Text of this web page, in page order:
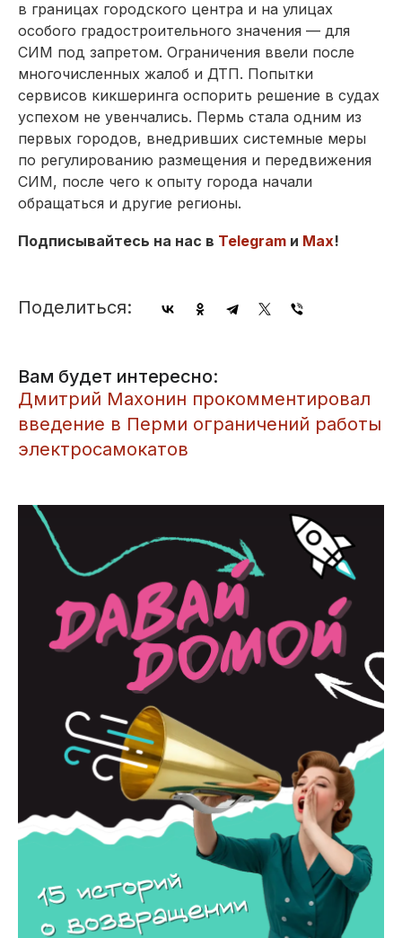
в границах городского центра и на улицах
особого градостроительного значения — для
СИМ под запретом. Ограничения ввели после
многочисленных жалоб и ДТП. Попытки
сервисов кикшеринга оспорить решение в судах
успехом не увенчались. Пермь стала одним из
первых городов, внедривших системные меры
по регулированию размещения и передвижения
СИМ, после чего к опыту города начали
обращаться и другие регионы.
Подписывайтесь на нас в Telegram и Max!
Поделиться:
Вам будет интересно:
​Дмитрий Махонин прокомментировал
введение в Перми ограничений работы
электросамокатов